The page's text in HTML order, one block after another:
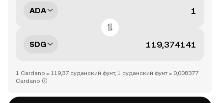
ADA
SDG
1 Cardano = 119,37 суданский фунт, 1 суданский фунт = 0,008377
Cardano